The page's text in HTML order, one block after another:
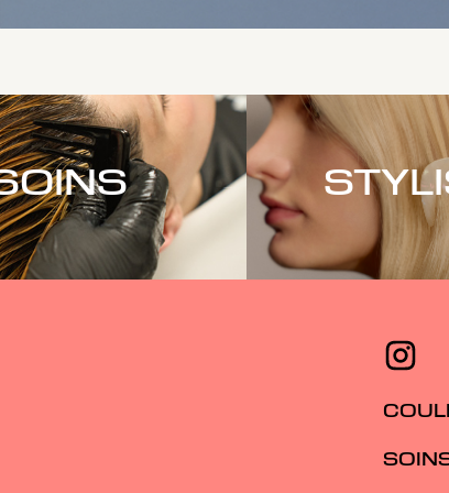
RÉPARE LES CHEVEUX SECS
ET ABÎMÉS
Conçue pour les cheveux secs et abîmés,
cette gamme répare en profondeur les
structures capillaires même très
endommagées et redonne aux cheveux leur